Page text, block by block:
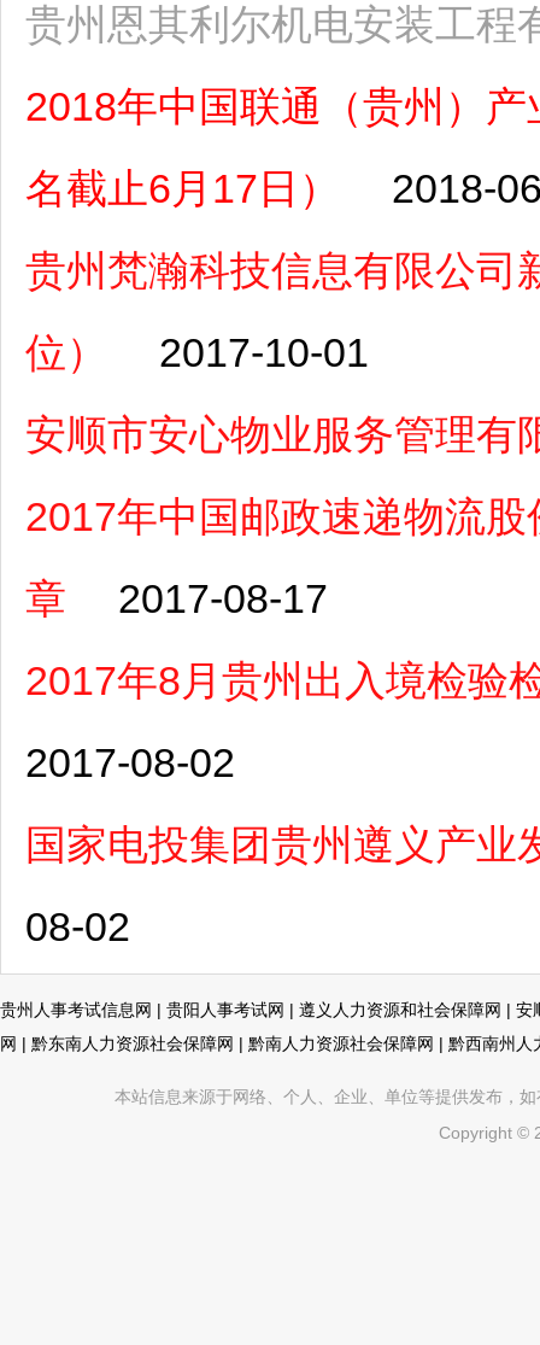
贵州恩其利尔机电安装工程
2018年中国联通（贵州）
名截止6月17日）
2018-
贵州梵瀚科技信息有限公司
位）
2017-10-01
安顺市安心物业服务管理有
2017年中国邮政速递物流
章
2017-08-17
2017年8月贵州出入境检验
2017-08-02
国家电投集团贵州遵义产
08-02
贵州人事考试信息网 | 贵阳人事考试网 | 遵义人力资源和社会保障网 | 安
网 | 黔东南人力资源社会保障网 | 黔南人力资源社会保障网 | 黔西南州人
本站信息来源于网络、个人、企业、单位等提供发布，
Copyright ©